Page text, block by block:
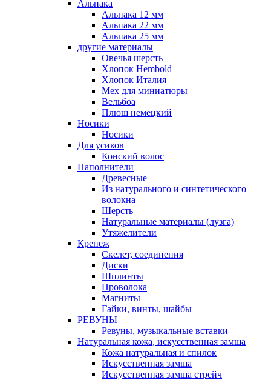
Альпака
Альпака 12 мм
Альпака 22 мм
Альпака 25 мм
другие материалы
Овечья шерсть
Хлопок Hembold
Хлопок Италия
Мех для миниатюры
Вельбоа
Плюш немецкий
Носики
Носики
Для усиков
Конский волос
Наполнители
Древесные
Из натурального и синтетического
волокна
Шерсть
Натуральные материалы (лузга)
Утяжелители
Крепеж
Скелет, соединения
Диски
Шплинты
Проволока
Магниты
Гайки, винты, шайбы
РЕВУНЫ
Ревуны, музыкальные вставки
Натуральная кожа, искусственная замша
Кожа натуральная и спилок
Искусственная замша
Искусственная замша стрейч